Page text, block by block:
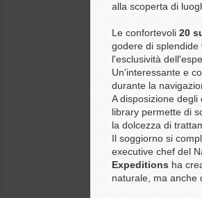
alla scoperta di
Le confortevoli 20
godere di
l'esclusività
Un'interessante e
durante la
A disposizione
library permette di
la dolcezza di
Il soggiorno si
executive chef del
Expeditions ha
naturale, ma anche